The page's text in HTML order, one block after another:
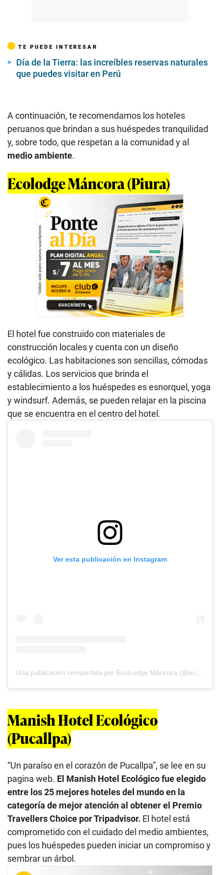
TE PUEDE INTERESAR
Día de la Tierra: las increíbles reservas naturales
que puedes visitar en Perú
A continuación, te recomendamos los hoteles
peruanos que brindan a sus huéspedes tranquilidad
y, sobre todo, que respetan a la comunidad y al
medio ambiente.
Ecolodge Máncora (Piura)
El hotel fue construido con materiales de
construcción locales y cuenta con un diseño
ecológico. Las habitaciones son sencillas, cómodas
y cálidas. Los servicios que brinda el
establecimiento a los huéspedes es esnorquel, yoga
y windsurf. Además, se pueden relajar en la piscina
que se encuentra en el centro del hotel.
Ver esta publicación en Instagram
Una publicación compartida por EcoLodge Máncora (@ecolodgemancora)
Manish Hotel Ecológico
(Pucallpa)
“Un paraíso en el corazón de Pucallpa”, se lee en su
pagina web. El Manish Hotel Ecológico fue elegido
entre los 25 mejores hoteles del mundo en la
categoría de mejor atención al obtener el Premio
Travellers Choice por Tripadvisor. El hotel está
comprometido con el cuidado del medio ambientes,
pues los huéspedes pueden iniciar un compromiso y
sembrar un árbol.